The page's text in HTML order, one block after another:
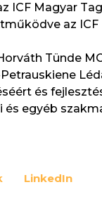
ICF Magyar
az
Tünde
és
egyéb
LinkedIn